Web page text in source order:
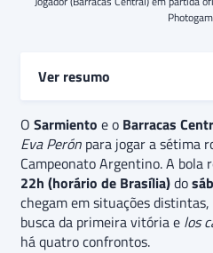
Ver resumo
Sarmiento e Barracas
desta sétima rodada da
verde de Junínainda não
empatando nas duas
derrotado por quatro
barraqueñosestão invictos
palpite éde vitória do
O Sarmiento e o Barracas
Eva Perón para jogar a sétima
Campeonato Argentino. A bola
22h (horário de Brasília)do
chegam em situações distintas,
busca da primeira vitória e los
há quatro confrontos.